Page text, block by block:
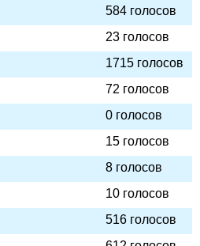
584 голосов
23 голосов
1715 голосов
72 голосов
0 голосов
15 голосов
8 голосов
10 голосов
516 голосов